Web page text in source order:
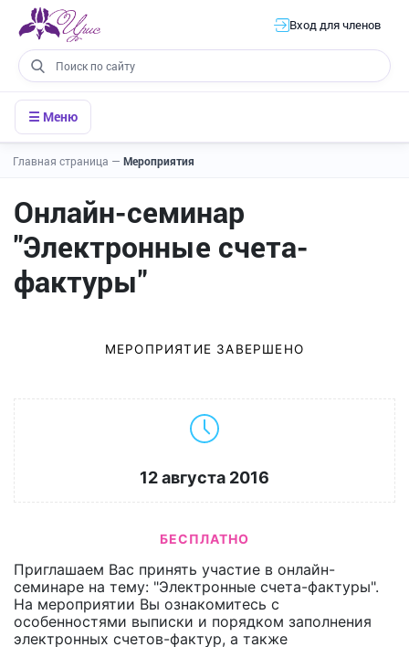
Вход для членов
☰ Меню
Главная страница — Мероприятия
Онлайн-семинар
"Электронные счета-
фактуры"
МЕРОПРИЯТИЕ ЗАВЕРШЕНО
12 августа 2016
БЕСПЛАТНО
Приглашаем Вас принять участие в онлайн-
семинаре на тему: "Электронные счета-фактуры".
На мероприятии Вы ознакомитесь с
особенностями выписки и порядком заполнения
электронных счетов-фактур, а также